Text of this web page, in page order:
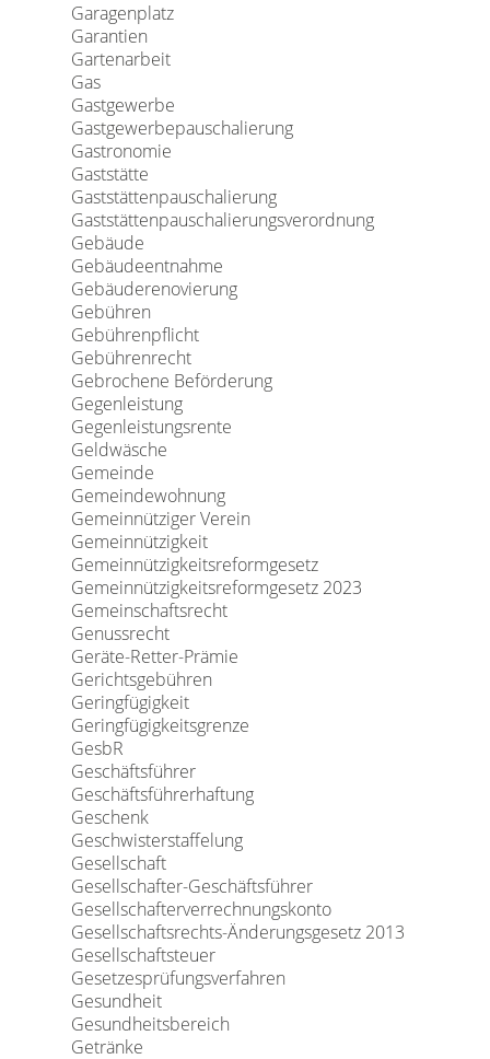
Garagenplatz
Garantien
Gartenarbeit
Gas
Gastgewerbe
Gastgewerbepauschalierung
Gastronomie
Gaststätte
Gaststättenpauschalierung
Gaststättenpauschalierungsverordnung
Gebäude
Gebäudeentnahme
Gebäuderenovierung
Gebühren
Gebührenpflicht
Gebührenrecht
Gebrochene Beförderung
Gegenleistung
Gegenleistungsrente
Geldwäsche
Gemeinde
Gemeindewohnung
Gemeinnütziger Verein
Gemeinnützigkeit
Gemeinnützigkeitsreformgesetz
Gemeinnützigkeitsreformgesetz 2023
Gemeinschaftsrecht
Genussrecht
Geräte-Retter-Prämie
Gerichtsgebühren
Geringfügigkeit
Geringfügigkeitsgrenze
GesbR
Geschäftsführer
Geschäftsführerhaftung
Geschenk
Geschwisterstaffelung
Gesellschaft
Gesellschafter-Geschäftsführer
Gesellschafterverrechnungskonto
Gesellschaftsrechts-Änderungsgesetz 2013
Gesellschaftsteuer
Gesetzesprüfungsverfahren
Gesundheit
Gesundheitsbereich
Getränke